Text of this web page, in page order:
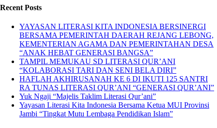
Recent Posts
YAYASAN LITERASI KITA INDONESIA BERSINERGI
BERSAMA PEMERINTAH DAERAH REJANG LEBONG,
KEMENTERIAN AGAMA DAN PEMERINTAHAN DESA
“ANAK HEBAT GENERASI BANGSA”
TAMPIL MEMUKAU SD LITERASI QUR’ANI
“KOLABORASI TARI DAN SENI BELA DIRI”
HAFLAH AKHIRUSANAH KE 6 DI IKUTI 125 SANTRI
RA TUNAS LITERASI QUR’ANI “GENERASI QUR’ANI”
Yuk Ngaji “Majelis Taklim Literasi Qur’ani”
Yayasan Literasi Kita Indonesia Bersama Ketua MUI Provinsi
Jambi “Tingkat Mutu Lembaga Pendidikan Islam”